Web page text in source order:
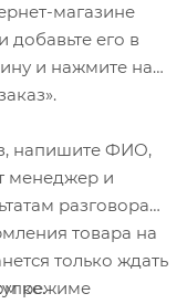
магазине
его в
и нажмите на
напишите ФИО,
менеджер и
разговора
товара на
только ждать
режиме